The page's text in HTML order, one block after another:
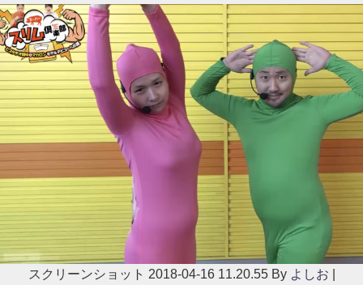
スクリーンショット 2018-04-16 11.20.55 By よしお